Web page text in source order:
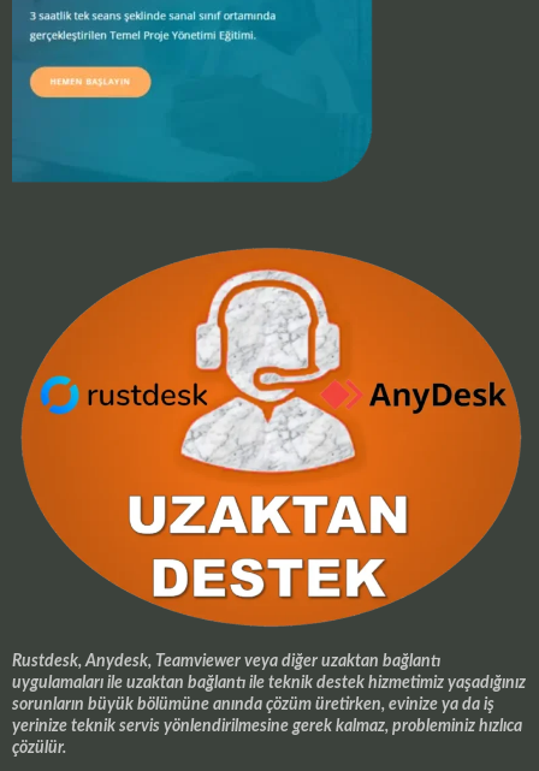
Rustdesk, Anydesk, Teamviewer veya diğer uzaktan bağlantı
uygulamaları ile uzaktan bağlantı ile teknik destek hizmetimiz yaşadığınız
sorunların büyük bölümüne anında çözüm üretirken, evinize ya da iş
yerinize teknik servis yönlendirilmesine gerek kalmaz, probleminiz hızlıca
çözülür.